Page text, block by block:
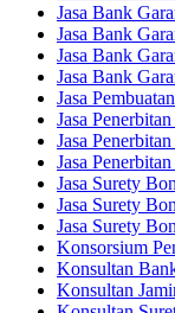
Jasa Bank
Jasa Bank
Jasa Bank
Jasa Bank
Jasa
Jasa
Jasa
Jasa
Jasa Surety
Jasa Surety
Jasa Surety
Konsorsium
Konsultan
Konsultan